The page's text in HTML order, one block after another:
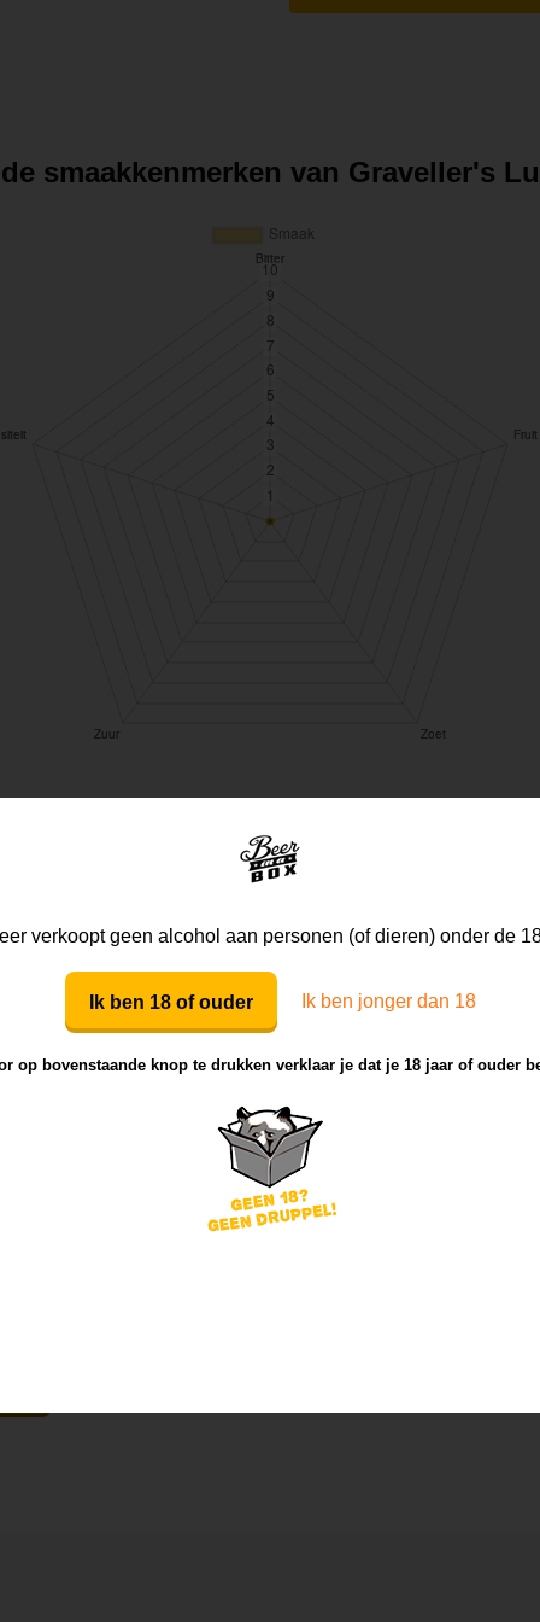
smaakkenmerken van Graveller's
Mijn review bij dit bier
verkoopt geen alcohol aan personen (of dieren) onder de
Ik ben 18 of ouder Ik ben jonger dan 18
op bovenstaande knop te drukken verklaar je dat je 18 jaar of ouder